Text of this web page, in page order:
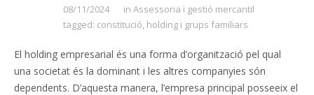
08/11/2024 in Assessoria i gestió mercantil
tagged: constitució, holding i grups familiars
El holding empresarial és una forma d’organització pel qual
una societat és la dominant i les altres companyies són
dependents. D’aquesta manera, l’empresa principal posseeix el